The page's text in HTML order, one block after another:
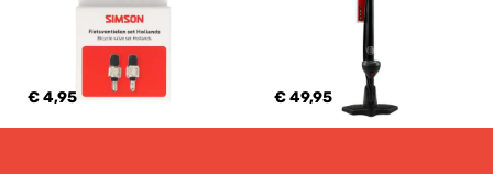
€ 4,95 € 49,95